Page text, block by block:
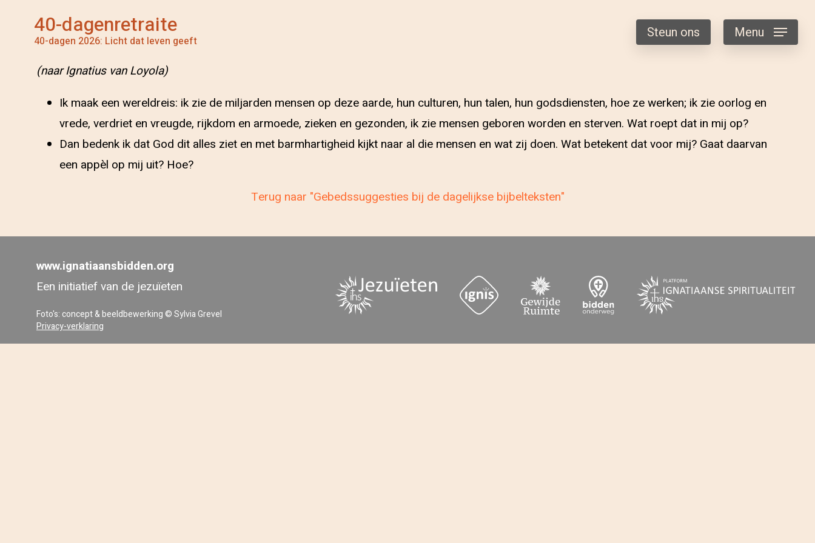
40-dagenretraite
40-dagen 2026: Licht dat leven geeft Steun ons Menu
(naar Ignatius van Loyola)
Ik maak een wereldreis: ik zie de miljarden mensen op deze aarde, hun culturen, hun talen, hun godsdiensten, hoe ze werken; ik zie oorlog en
vrede, verdriet en vreugde, rijkdom en armoede, zieken en gezonden, ik zie mensen geboren worden en sterven. Wat roept dat in mij op?
Dan bedenk ik dat God dit alles ziet en met barmhartigheid kijkt naar al die mensen en wat zij doen. Wat betekent dat voor mij? Gaat daarvan
een appèl op mij uit? Hoe?
Terug naar "Gebedssuggesties bij de dagelijkse bijbelteksten"
www.ignatiaansbidden.org
Een initiatief van de jezuïeten
Foto's: concept & beeldbewerking © Sylvia Grevel
Privacy-verklaring